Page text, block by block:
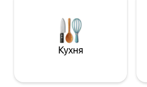
Кухня